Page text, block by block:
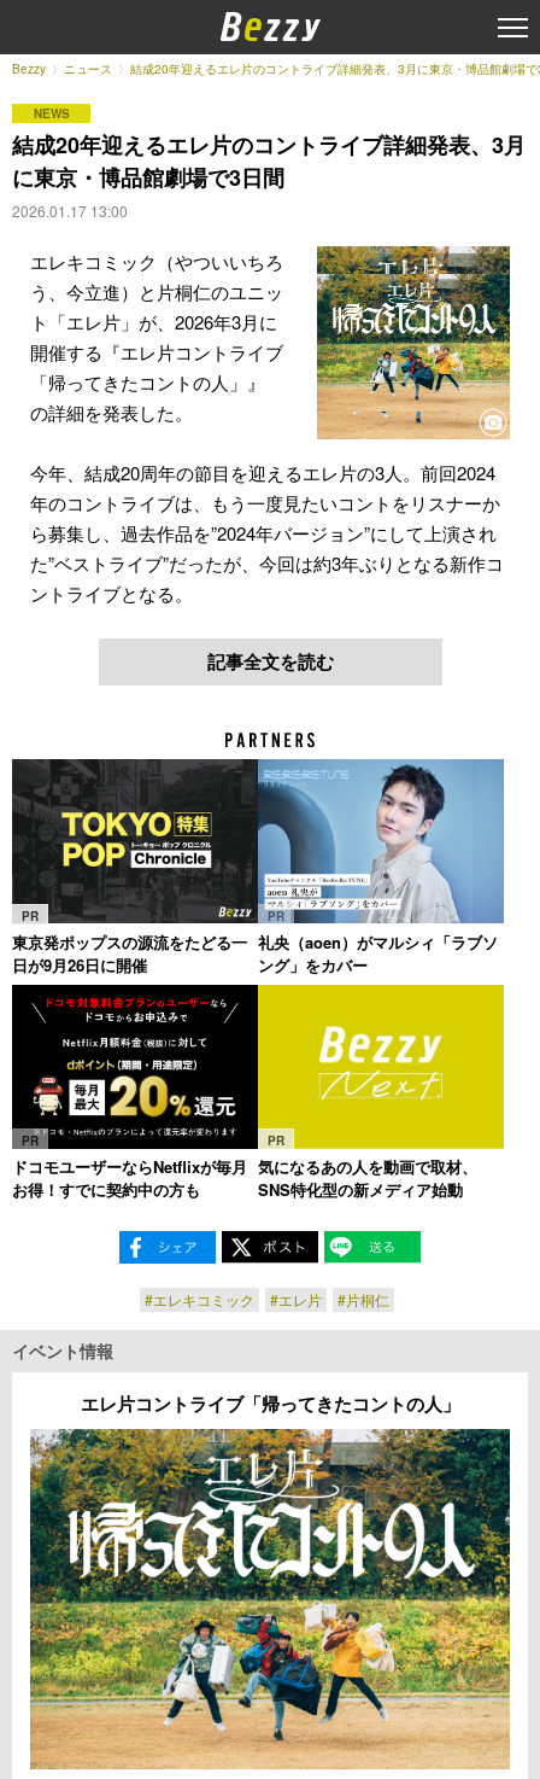
Bezzy ニュース 結成20年迎えるエレ片のコントライブ詳細発表、3月に東京・博品館劇場
NEWS
結成20年迎えるエレ片のコントライブ詳細発表、3月
に東京・博品館劇場で3日間
2026.01.17 13:00
エレキコミック（やついいちろ
う、今立進）と片桐仁のユニッ
ト「エレ片」が、2026年3月に
開催する『エレ片コントライブ
「帰ってきたコントの人」』
の詳細を発表した。
今年、結成20周年の節目を迎えるエレ片の3人。前回2024
年のコントライブは、もう一度見たいコントをリスナーか
ら募集し、過去作品を”2024年バージョン”にして上演され
た”ベストライブ”だったが、今回は約3年ぶりとなる新作コ
ントライブとなる。
記事全文を読む
PR
東京発ポップスの源流をたどる一
日が9月26日に開催
PR
礼央（aoen）がマルシィ「ラブソ
ング」をカバー
PR
ドコモユーザーならNetflixが毎月
お得！すでに契約中の方も
PR
気になるあの人を動画で取材、
SNS特化型の新メディア始動
#エレキコミック #エレ片 #片桐仁
イベント情報
エレ片コントライブ「帰ってきたコントの人」